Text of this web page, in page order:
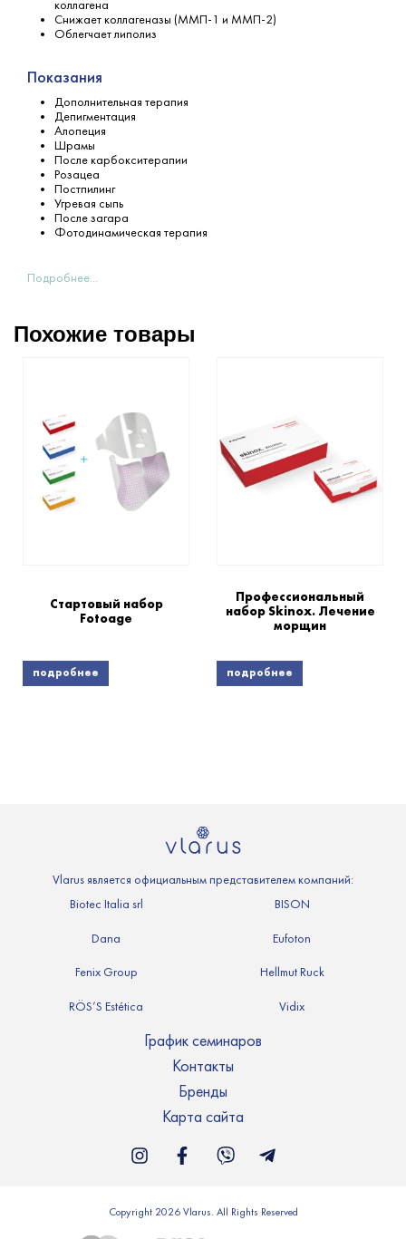
коллагена
Снижает коллагеназы (ММП-1 и ММП-2)
Облегчает липолиз
Показания
Дополнительная терапия
Депигментация
Алопеция
Шрамы
После карбокситерапии
Розацеа
Постпилинг
Угревая сыпь
После загара
Фотодинамическая терапия
Подробнее...
Похожие товары
Стартовый набор
Fotoage
подробнее
Профессиональный
набор Skinox. Лечение
морщин
подробнее
Vlarus является официальным представителем компаний:
Biotec Italia srl
BISON
Dana Eufoton
Fenix Group Hellmut Ruck
RÖS’S Estética Vidix
График семинаров
Контакты
Бренды
Карта сайта
Copyright 2026 Vlarus. All Rights Reserved